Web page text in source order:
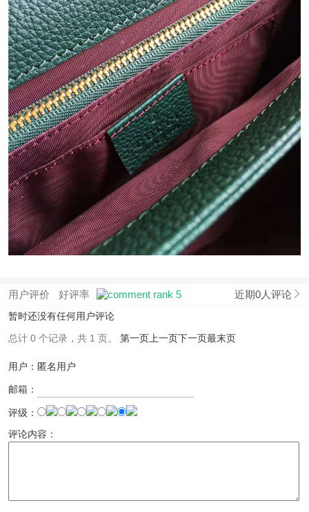
用户评价 好评率 近期0人评论
暂时还没有任何用户评论
总计 0 个记录，共 1 页。 第一页 上一页下一页最末页
用户：匿名用户
邮箱：
评级：
评论内容：